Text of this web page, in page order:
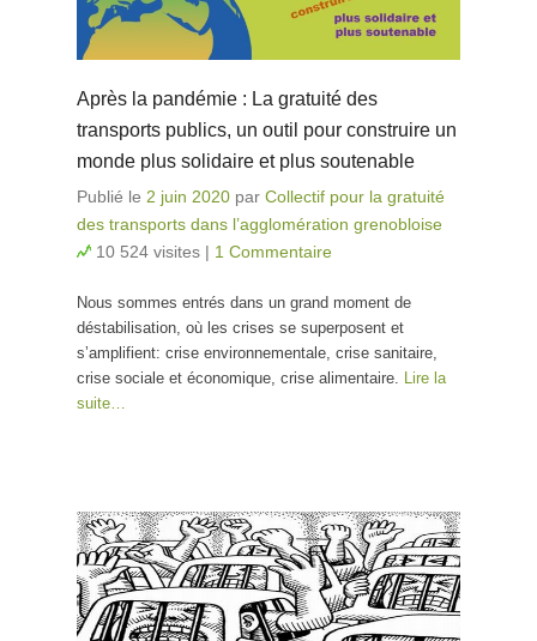
Après la pandémie : La gratuité des
transports publics, un outil pour construire un
monde plus solidaire et plus soutenable
Publié le 2 juin 2020 par Collectif pour la gratuité
des transports dans l’agglomération grenobloise
10 524 visites | 1 Commentaire
Nous sommes entrés dans un grand moment de
déstabilisation, où les crises se superposent et
s’amplifient: crise environnementale, crise sanitaire,
crise sociale et économique, crise alimentaire.
Lire la
suite…